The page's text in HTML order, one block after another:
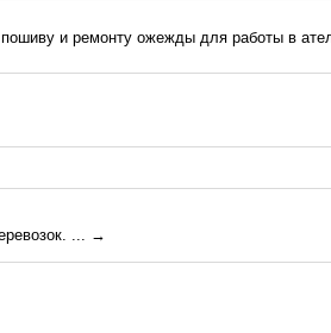
и ремонту ожежды для работы в
... →